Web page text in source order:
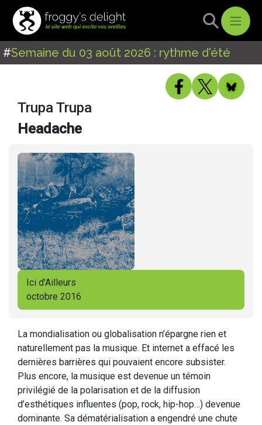
#Semaine du 03 août 2026 : rythme d'été
Trupa Trupa
Headache
Ici d’Ailleurs
octobre 2016
La mondialisation ou globalisation n’épargne rien et
naturellement pas la musique. Et internet a effacé les
dernières barrières qui pouvaient encore subsister.
Plus encore, la musique est devenue un témoin
privilégié de la polarisation et de la diffusion
d’esthétiques influentes (pop, rock, hip-hop…) devenue
dominante. Sa dématérialisation a engendré une chute